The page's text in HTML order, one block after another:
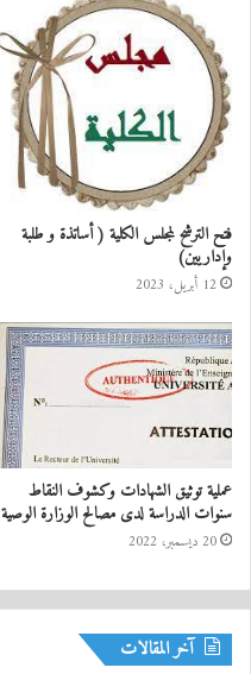
فتح الترشح لمجلس الكلية ( أساتذة و طلبة
وإداريين)
12 أبريل، 2023
عملية توثيق الشهادات وكشوف النقاط
سنوات الدراسة لدى مصالح الوزارة الوصية
20 ديسمبر، 2022
آخر المقالات